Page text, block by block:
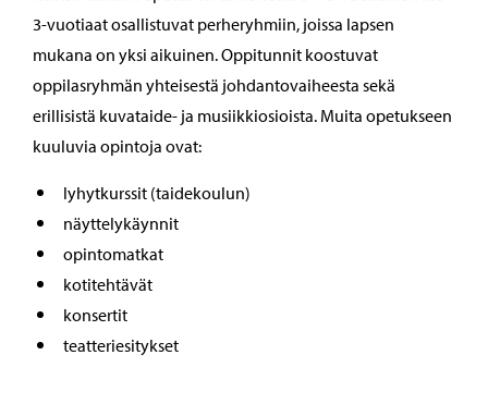
3-vuotiaat osallistuvat perheryhmiin, joissa lapsen
mukana on yksi aikuinen. Oppitunnit koostuvat
oppilasryhmän yhteisestä johdantovaiheesta sekä
erillisistä kuvataide- ja musiikkiosioista. Muita opetukseen
kuuluvia opintoja ovat:
lyhytkurssit (taidekoulun)
näyttelykäynnit
opintomatkat
kotitehtävät
konsertit
teatteriesitykset